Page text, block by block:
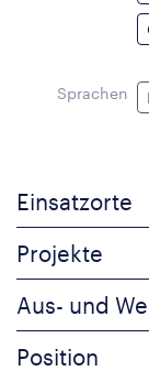
Sprachen
Einsatzorte
Projekte
Aus- und
Position